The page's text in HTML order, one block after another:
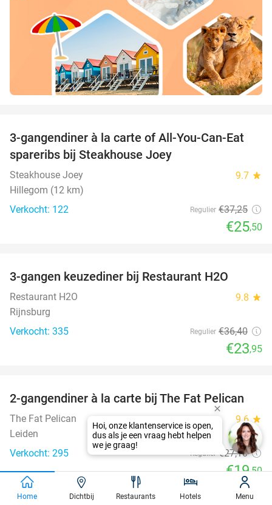
32%
3-gangendiner à la carte of All-You-Can-Eat
spareribs bij Steakhouse Joey
Steakhouse Joey 9.7 star
Hillegom (12 km)
Verkocht: 122
Regulier €37,25
€25,50
3-gangen keuzediner bij Restaurant H2O
Restaurant H2O 9.8 star
Rijnsburg
Verkocht: 335
Regulier €36,40
€23,95
28%
2-gangendiner à la carte bij The Fat Pelican
The Fat Pelican 9.6 star
Leiden
Verkocht: 295
Regulier €27,10
€19,50
favorite_border
Home Dichtbij Restaurants Hotels Menu